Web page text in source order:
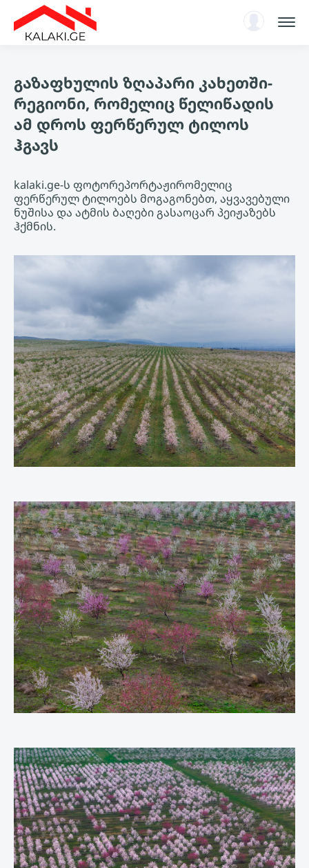
სარჩევი
ენციკლოპედია
ახალი ამბები, ანალიტიკა
ავტორიზაცია
გაზაფხულის ზღაპარი კახეთში-
რეგიონი, რომელიც წელიწადის
ამ დროს ფერწერულ ტილოს
ჰგავს
kalaki.ge-ს ფოტორეპორტაჟირომელიც
ფერწერულ ტილოებს მოგაგონებთ, აყვავებული
ნუშისა და ატმის ბაღები გასაოცარ პეიჟაზებს
ჰქმნის.